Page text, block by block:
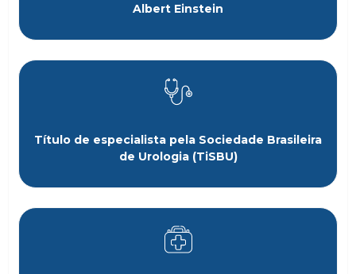
Albert Einstein
Título de especialista pela Sociedade Brasileira
de Urologia (TiSBU)